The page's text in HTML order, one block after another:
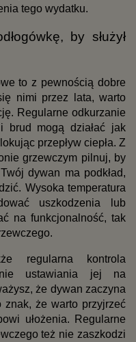
tego wydatku.
by służył
to z pewnością dobre
nimi przez lata, warto
Regularne odkurzanie
brud mogą działać jak
przepływ ciepła. Z
grzewczym pilnuj, by
dywan ma podkład,
Wysoka temperatura
uszkodzenia lub
na funkcjonalność, tak
regularna kontrola
ustawiania jej na
że dywan zaczyna
znak, że warto przyjrzeć
ułożenia. Regularne
też nie zaszkodzi